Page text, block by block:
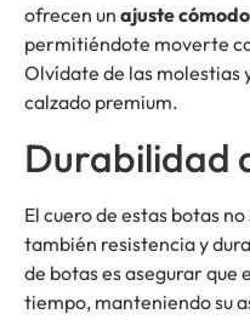
ofrecen un ajuste cómodo
permitiéndote moverte
Olvídate de las molestias
calzado premium.
Durabilidad
El cuero de estas botas
también resistencia y
de botas es asegurar
tiempo, manteniendo su